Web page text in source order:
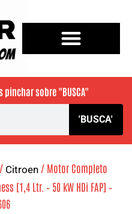
pinchar sobre "BUSCA"
'BUSCA'
/ Citroen/ Motor Completo
[1,4 Ltr. – 50 kW HDi FAP] –